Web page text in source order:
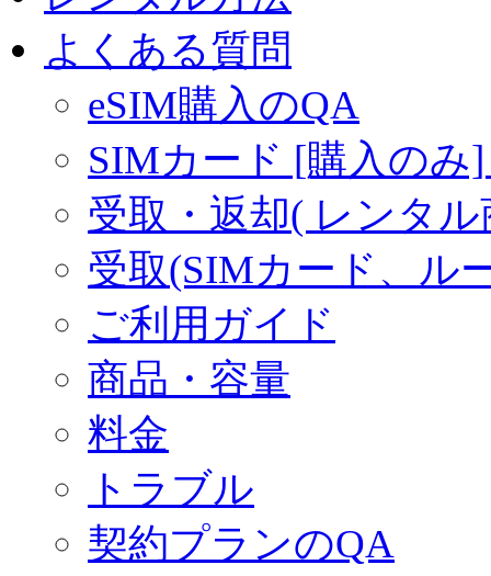
よくある質問
eSIM購入のQA
SIMカード [購入のみ
受取・返却( レンタ
受取(SIMカード、ル
ご利用ガイド
商品・容量
料金
トラブル
契約プランのQA